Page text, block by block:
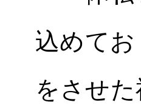
込めて
をさせ